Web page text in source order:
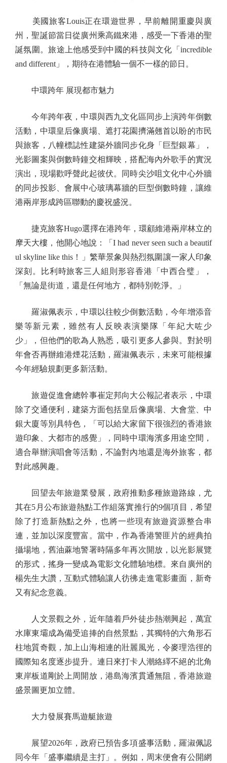
美國旅客Louis正在環遊世界，早前離開重慶與廣
州，聖誕節當日從廣州乘高鐵來港，感受一下香港的聖
誕氛圍。旅途上他感受到中國的科技與文化「incredible
and different」，期待在港體驗一個不一樣的節日。
中環跨年 展現都市魅力
今年跨年夜，中環與西九文化區同步上演跨年倒數
活動，中環皇后像廣場、遮打花園擠滿翹首以盼的市民
與旅客，八幢標誌性建築外牆同步化身「巨型銀幕」，
光影圖案與倒數時鐘交相輝映，搭配海內外歌手的實況
演出，現場歡呼聲此起彼伏。同時尖沙咀文化中心外牆
的同步投影、會展中心玻璃幕牆的巨型倒數時鐘，讓維
港兩岸形成跨區聯動的慶祝盛況。
捷克旅客Hugo選擇在港跨年，環顧維港兩岸林立的
摩天大樓，他開心地說：「I had never seen such a beautif
ul skyline like this！」繁華景象與熱烈氛圍讓一家人印象
深刻。比利時旅客三人組則形容香港「中西合璧」，
「無論是街道，還是任何地方，都特別乾淨。」
羅淑佩表示，中環以往較少倒數活動，今年增添音
樂等新元素，雖然有人反映表演樂隊「年紀大咗少
少」，但他們的歌為人熟悉，吸引更多人參與。對於明
年會否再辦維港煙花活動，羅淑佩表示，未來可能根據
今年經驗規劃更多新活動。
旅遊促進會總幹事崔定邦向大公報記者表示，中環
除了交通便利，建築方面包括皇后像廣場、大會堂、中
銀大廈等別具特色，「可以給大家留下很強烈的香港旅
遊印象、大都市的感覺」，同時中環海濱多用途空間，
適合舉辦演唱會等活動，不論對內地還是海外旅客，都
對此感興趣。
回望去年旅遊業發展，政府推動多種旅遊路線，尤
其在5月公布旅遊熱點工作組落實推行的9個項目，希望
除了打造新熱點之外，也將一些現有旅遊資源整合串
連，並加以深度豐富。當中，作為香港警匪片的經典拍
攝場地，舊油蔴地警署時隔多年再次開放，以光影展覽
的形式，搖身一變成為電影文化體驗地標。來自廣州的
楊先生大讚，互動式體驗讓人彷彿走進電影畫面，新奇
又有紀念意義。
人文景觀之外，近年隨着戶外徒步熱潮興起，萬宜
水庫東壩成為備受追捧的自然景點，其獨特的六角形石
柱地質奇觀，加上山海相連的壯麗風光，令麥理浩徑的
國際知名度逐步提升。連日來打卡人潮絡繹不絕的北角
東岸板道剛於上周開放，港島海濱貫通無阻，香港旅遊
盛景圖更加立體。
大力發展賽馬遊艇旅遊
展望2026年，政府已預告多項盛事活動，羅淑佩認
同今年「盛事繼續是主打」。例如，周末便會有公開網